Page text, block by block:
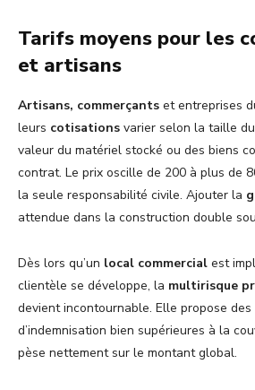
Tarifs moyens pour les
et artisans
Artisans, commerçants et entreprises
leurs cotisations varier selon la taille
valeur du matériel stocké ou des biens
contrat. Le prix oscille de 200 à plus de
la seule responsabilité civile. Ajouter la
attendue dans la construction double
Dès lors qu’un local commercial est
clientèle se développe, la multirisque
devient incontournable. Elle propose des
d’indemnisation bien supérieures à la
pèse nettement sur le montant global.